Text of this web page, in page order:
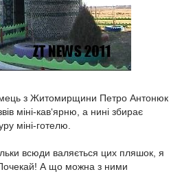
з Житомирщини Петро Антонюк
міні-кав‘ярню, а нині збирає
міні-готелю.
всюди валяється цих пляшок, я
А що можна з ними